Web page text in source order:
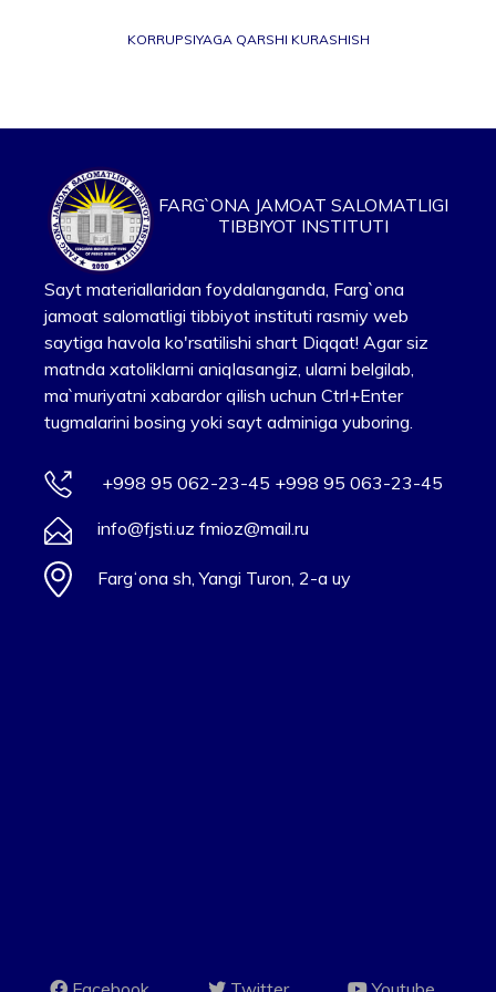
KORRUPSIYAGA QARSHI KURASHISH
FARG`ONA JAMOAT SALOMATLIGI
TIBBIYOT INSTITUTI
Sayt materiallaridan foydalanganda, Farg`ona
jamoat salomatligi tibbiyot instituti rasmiy web
saytiga havola ko'rsatilishi shart Diqqat! Agar siz
matnda xatoliklarni aniqlasangiz, ularni belgilab,
ma`muriyatni xabardor qilish uchun Ctrl+Enter
tugmalarini bosing yoki sayt adminiga yuboring.
+998 95 062-23-45 +998 95 063-23-45
info@fjsti.uz fmioz@mail.ru
Fargʻona sh, Yangi Turon, 2-a uy